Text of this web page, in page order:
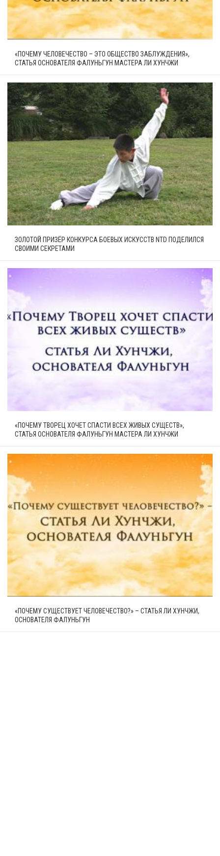
«ПОЧЕМУ ЧЕЛОВЕЧЕСТВО – ЭТО ОБЩЕСТВО ЗАБЛУЖДЕНИЯ»,
СТАТЬЯ ОСНОВАТЕЛЯ ФАЛУНЬГУН МАСТЕРА ЛИ ХУНЧЖИ
ЗОЛОТОЙ ПРИЗЁР КОНКУРСА БОЕВЫХ ИСКУССТВ NTD ПОДЕЛИЛСЯ
СВОИМИ СЕКРЕТАМИ
«ПОЧЕМУ ТВОРЕЦ ХОЧЕТ СПАСТИ ВСЕХ ЖИВЫХ СУЩЕСТВ»,
СТАТЬЯ ОСНОВАТЕЛЯ ФАЛУНЬГУН МАСТЕРА ЛИ ХУНЧЖИ
«ПОЧЕМУ СУЩЕСТВУЕТ ЧЕЛОВЕЧЕСТВО?» – СТАТЬЯ ЛИ ХУНЧЖИ,
ОСНОВАТЕЛЯ ФАЛУНЬГУН